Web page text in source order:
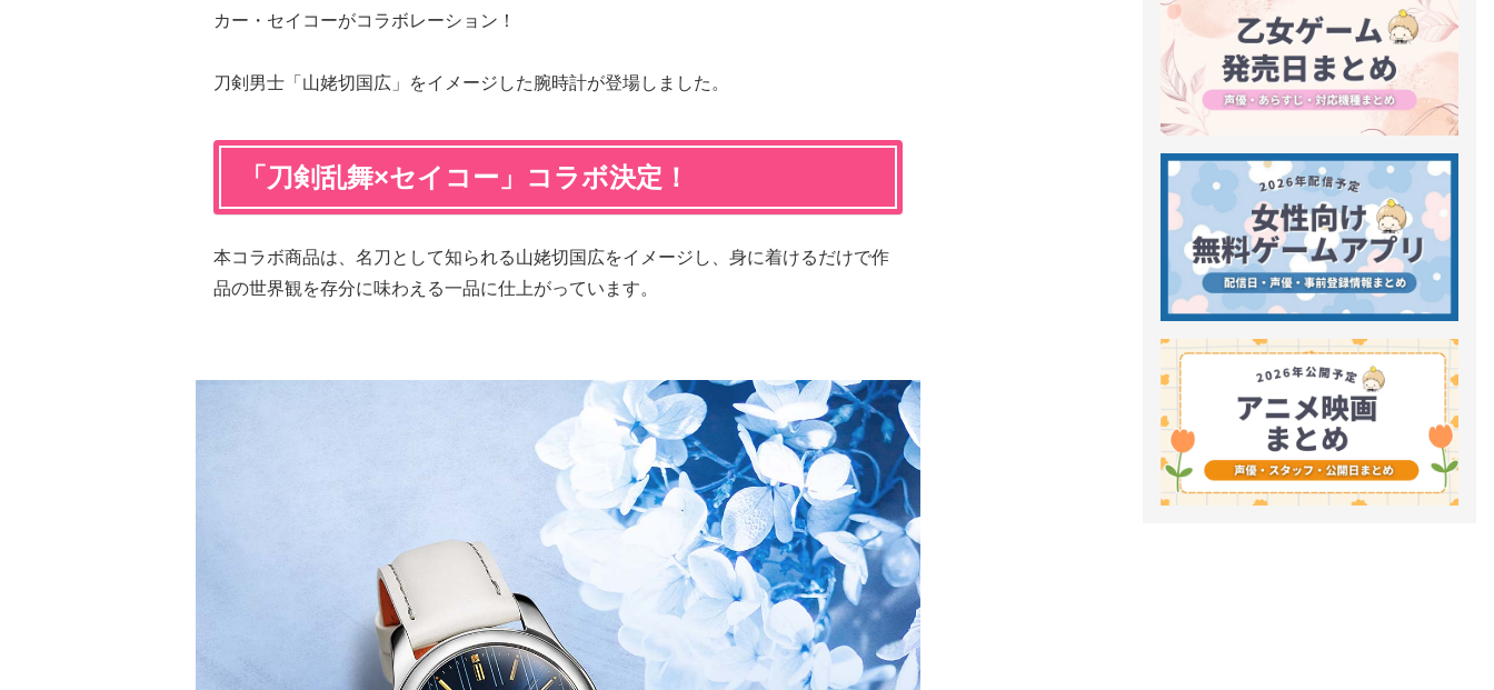
カー・セイコーがコラボレーション！
刀剣男士「山姥切国広」をイメージした腕時計が登場しました。
「刀剣乱舞×セイコー」コラボ決定！
本コラボ商品は、名刀として知られる山姥切国広をイメージし、身に着けるだけで作
品の世界観を存分に味わえる一品に仕上がっています。